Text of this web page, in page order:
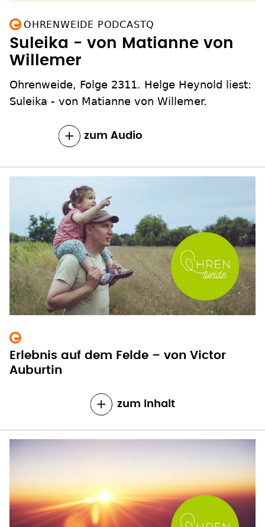
OHRENWEIDE PODCASTQ
Suleika - von Matianne von
Willemer
Ohrenweide, Folge 2311. Helge Heynold liest:
Suleika - von Matianne von Willemer.
Erlebnis auf dem Felde – von Victor
Auburtin
zum Inhalt